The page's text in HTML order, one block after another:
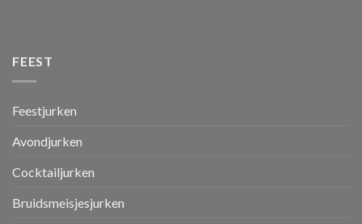
FEEST
Feestjurken
Avondjurken
Cocktailjurken
Bruidsmeisjesjurken